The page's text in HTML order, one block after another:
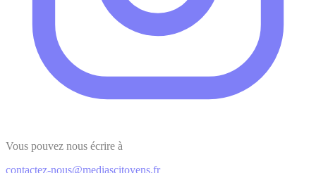
Vous pouvez nous écrire à
contactez-nous@mediascitoyens.fr